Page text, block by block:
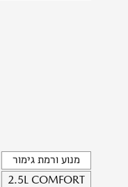
מנוע ורמת גימור
2.5L COMFORT